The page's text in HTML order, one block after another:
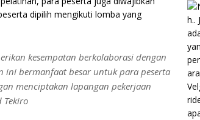
dipilih mengikuti lomba yang
kesempatan berkolaborasi dengan
ini bermanfaat besar untuk para peserta
menciptakan lapangan pekerjaan
Tekiro